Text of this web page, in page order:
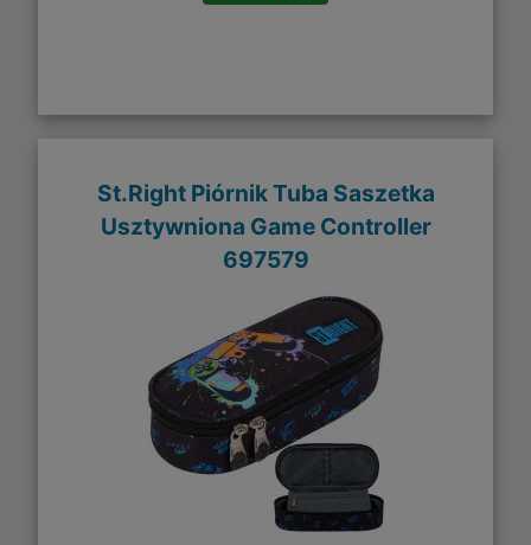
St.Right Piórnik Tuba Saszetka
Usztywniona Game Controller
697579